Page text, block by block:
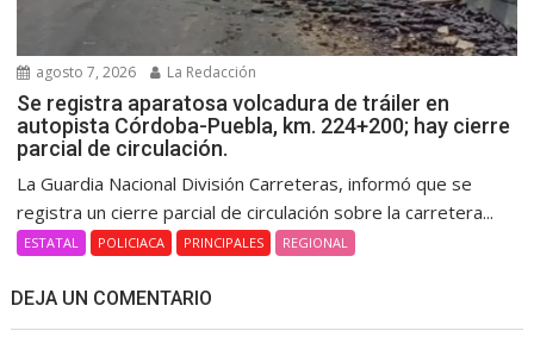
agosto 7, 2026 La Redacción
Se registra aparatosa volcadura de tráiler en
autopista Córdoba-Puebla, km. 224+200; hay cierre
parcial de circulación.
La Guardia Nacional División Carreteras, informó que se
registra un cierre parcial de circulación sobre la carretera...
ESTATAL POLICIACA PRINCIPALES REGIONAL
DEJA UN COMENTARIO